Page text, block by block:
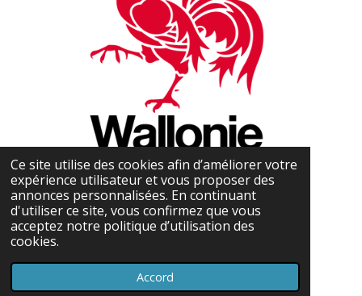
Ce site utilise des cookies afin d’améliorer votre
expérience utilisateur et vous proposer des
annonces personnalisées. En continuant
d'utiliser ce site, vous confirmez que vous
acceptez notre politique d’utilisation des
cookies.
Accord